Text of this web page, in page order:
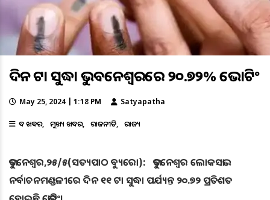
ଦିନ ୧୧ଟା ସୁଦ୍ଧା ଭୁବନେଶ୍ବରରେ ୨୦.୭୨% ଭୋଟିଂ
May 25, 2024 | 1:18 PM Satyapatha
ବଡ ଖବର ମୁଖ୍ୟ ଖବର ରାଜନୀତି ରାଜ୍ୟ
ଭୁବନେଶ୍ୱର,୨୫/୫(ସତ୍ୟପାଠ ବ୍ୟୁରୋ): ଭୁବନେଶ୍ୱର ଲୋକସଭା
ନର୍ବାଚନମଣ୍ଡଳୀରେ ଦିନ ୧୧ ଟା ସୁଦ୍ଧା ପର୍ଯ୍ୟନ୍ତ ୨୦.୭୨ ପ୍ରତିଶତ